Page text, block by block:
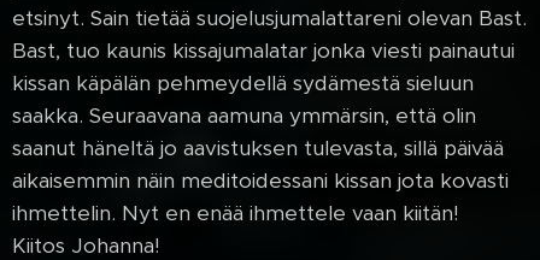
etsinyt. Sain tietää suojelusjumalattareni olevan Bast.
Bast, tuo kaunis kissajumalatar jonka viesti painautui
kissan käpälän pehmeydellä sydämestä sieluun
saakka. Seuraavana aamuna ymmärsin, että olin
saanut häneltä jo aavistuksen tulevasta, sillä päivää
aikaisemmin näin meditoidessani kissan jota kovasti
ihmettelin. Nyt en enää ihmettele vaan kiitän!
Kiitos Johanna!